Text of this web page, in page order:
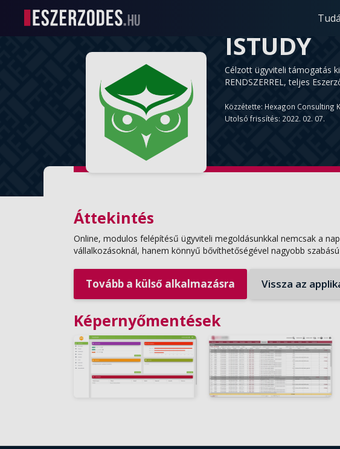
ISTUDY
Célzott ügyviteli támogatás
RENDSZERREL, teljes
Közzétette: Hexagon Consulting
Utolsó frissítés: 2022. 02. 07.
Áttekintés
Online, modulos felépítésű ügyviteli megoldásunkkal nemcsak a
vállalkozásoknál, hanem könnyű bővíthetőségével nagyobb
Tovább a külső alkalmazásra Vissza az
Képernyőmentések